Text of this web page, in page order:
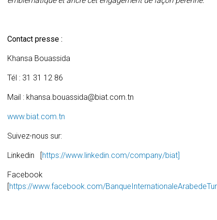
Contact presse :
Khansa Bouassida
Tél : 31 31 12 86
Mail : khansa.bouassida@biat.com.tn
www.biat.com.tn
Suivez-nous sur:
Linkedin [ https://www.linkedin.com/company/biat]
Facebook
https://www.facebook.com/